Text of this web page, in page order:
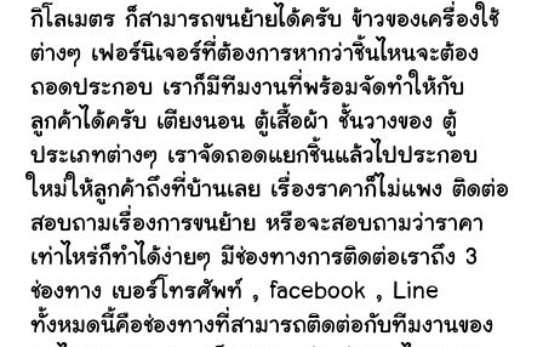
กิโลเมตร ก็สามารถขนย้ายได้ครับ ข้าวของเครื่องใช้
ต่างๆ เฟอร์นิเจอร์ที่ต้องการหากว่าชิ้นไหนจะต้อง
ถอดประกอบ เราก็มีทีมงานที่พร้อมจัดทำให้กับ
ลูกค้าได้ครับ เตียงนอน ตู้เสื้อผ้า ชั้นวางของ ตู้
ประเภทต่างๆ เราจัดถอดแยกชิ้นแล้วไปประกอบ
ใหม่ให้ลูกค้าถึงที่บ้านเลย เรื่องราคาก็ไม่แพง ติดต่อ
สอบถามเรื่องการขนย้าย หรือจะสอบถามว่าราคา
เท่าไหร่ก็ทำได้ง่ายๆ มีช่องทางการติดต่อเราถึง 3
ช่องทาง เบอร์โทรศัพท์ , facebook , Line
ทั้งหมดนี้คือช่องทางที่สามารถติดต่อกับทีมงานของ